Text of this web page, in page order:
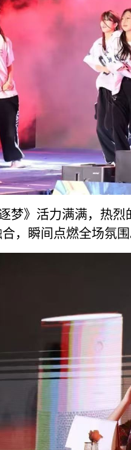
》活力满满，热烈
，瞬间点燃全场氛